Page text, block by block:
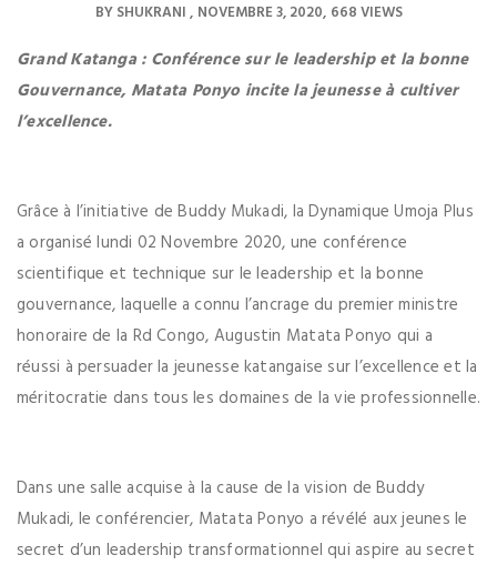
BYSHUKRANI NOVEMBRE 3, 2020 668 VIEWS
Grand Katanga : Conférence sur le leadership et la bonne
Gouvernance, Matata Ponyo incite la jeunesseà cultiver
l’excellence.
Grâce à l’initiative de Buddy Mukadi, la Dynamique Umoja Plus
a organisé lundi 02 Novembre 2020, une conférence
scientifique et technique sur le leadership et la bonne
gouvernance, laquelle a connu l’ancrage du premier ministre
honoraire de la Rd Congo, Augustin Matata Ponyo qui a
réussi à persuader la jeunesse katangaise sur l’excellence et la
méritocratie dans tous les domaines de la vie professionnelle.
Dans une salle acquise à la cause de la vision de Buddy
Mukadi, le conférencier, Matata Ponyo a révélé aux jeunes le
secret d’un leadership transformationnel qui aspire au secret